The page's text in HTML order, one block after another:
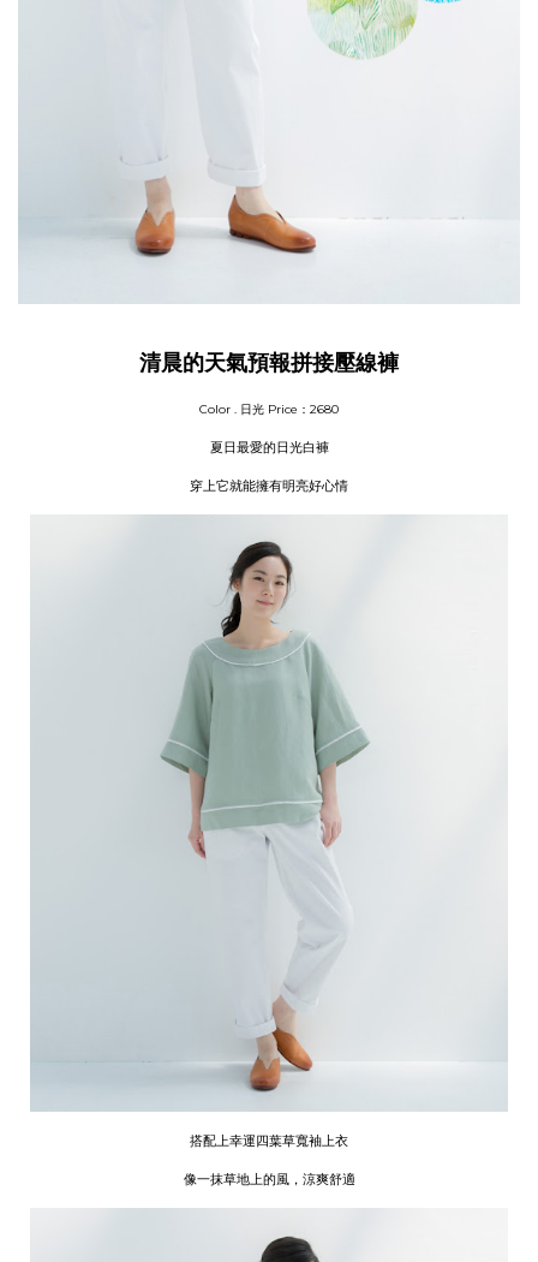
清晨的天氣預報拼接壓線褲
Color . 日光 Price：2680
夏日最愛的日光白褲
穿上它就能擁有明亮好心情
搭配上幸運四葉草寬袖上衣
像一抹草地上的風，涼爽舒適